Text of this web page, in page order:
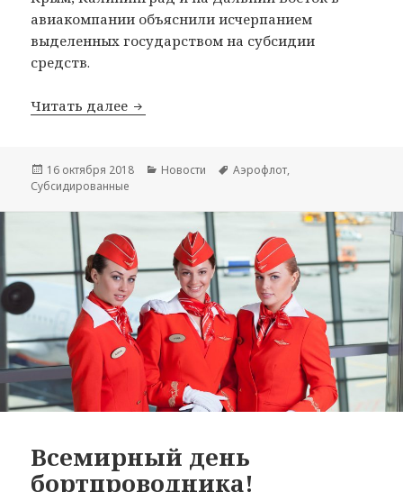
авиакомпании объяснили исчерпанием
выделенных государством на субсидии
средств.
Читать далее «Аэрофлот» прекратил продажу
Опубликовано
16 октября 2018 Рубрики
Новости Метки
Аэрофлот,
Субсидированные
Всемирный день
бортпроводника!